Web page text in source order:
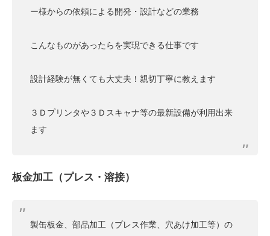
ー様からの依頼による開発・設計などの業務
こんなものがあったらを実現できる仕事です
設計経験が無くても大丈夫！親切丁寧に教えます
３Ｄプリンタや３Ｄスキャナ等の最新設備が利用出来
ます
板金加工（プレス・溶接）
製缶板金、部品加工（プレス作業、穴あけ加工等）の